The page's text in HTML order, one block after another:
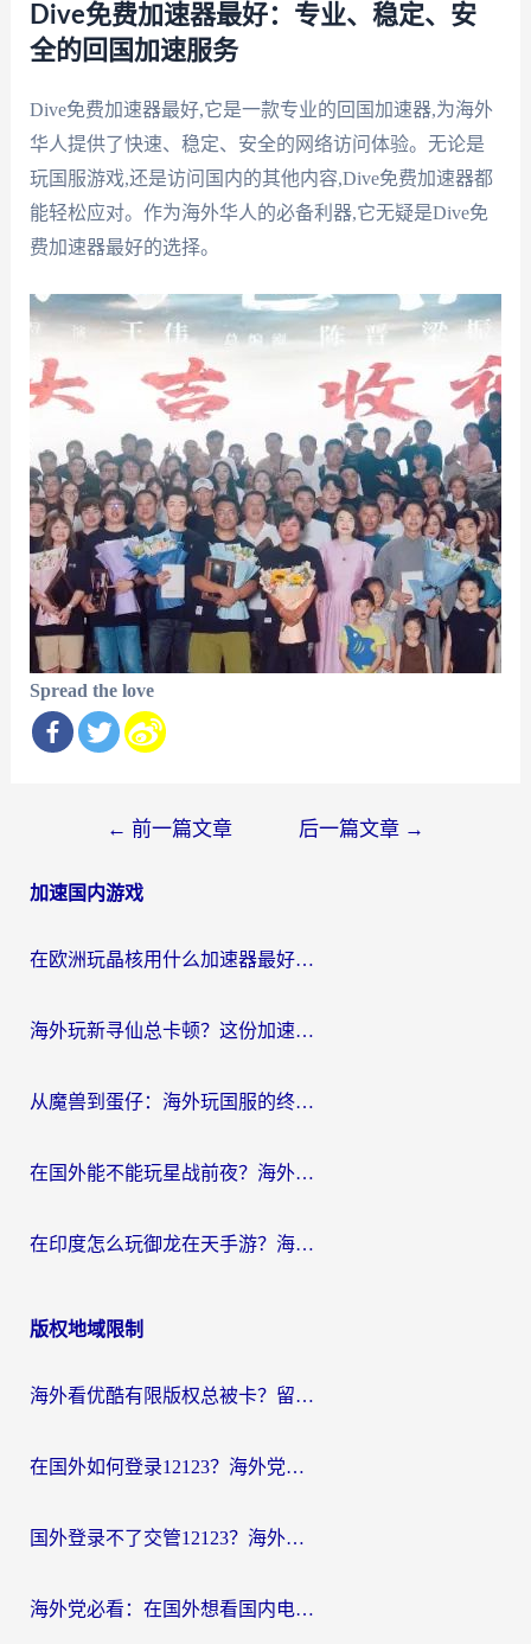
Dive免费加速器最好：专业、稳定、安
全的回国加速服务
Dive免费加速器最好,它是一款专业的回国加速器,为海外
华人提供了快速、稳定、安全的网络访问体验。无论是
玩国服游戏,还是访问国内的其他内容,Dive免费加速器都
能轻松应对。作为海外华人的必备利器,它无疑是Dive免
费加速器最好的选择。
Spread the love
导
← 前一篇文章 后一篇文章 →
加速国内游戏
在欧洲玩晶核用什么加速器最好呢？一个老玩家的真心话
海外玩新寻仙总卡顿？这份加速器选择指南让你秒回国服流畅体验
从魔兽到蛋仔：海外玩国服的终极加速指南，找到你的专属高速通道
在国外能不能玩星战前夜？海外党国服游戏不卡顿的秘密武器在这里
在印度怎么玩御龙在天手游？海外党畅玩国服的终极生存指南
版权地域限制
海外看优酷有限版权总被卡？留学生亲测有效的回国加速器选择指南
在国外如何登录12123？海外党必备的回国加速实用指南
国外登录不了交管12123？海外华人亲测有效的回国加速器选择指南
海外党必看：在国外想看国内电视剧用什么软件？3步解决地域限制